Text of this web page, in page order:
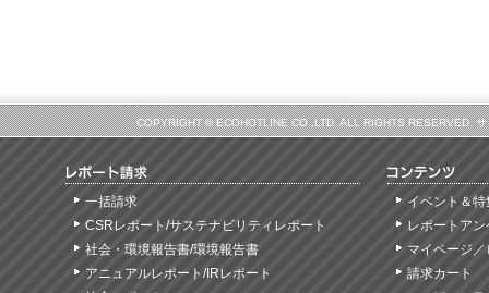
COPYRIGHT © ECOHOTLINE CO.,LTD. ALL RIGHTS RESERVED.
一括請求
CSRレポート/サステナビリティレポート
社会・環境報告書/環境報告書
アニュアルレポート/IRレポート
イベント＆特
レポートア
マイページ
請求カート